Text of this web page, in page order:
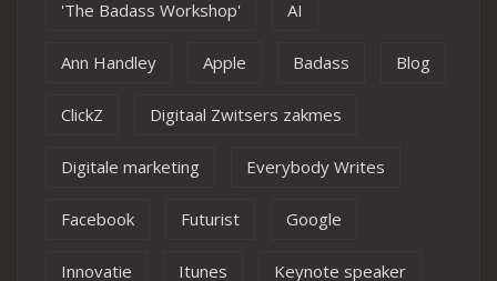
'The Badass Workshop' AI
Ann Handley Apple Badass Blog
ClickZ Digitaal Zwitsers zakmes
Digitale marketing Everybody Writes
Facebook Futurist Google
Innovatie Itunes Keynote speaker